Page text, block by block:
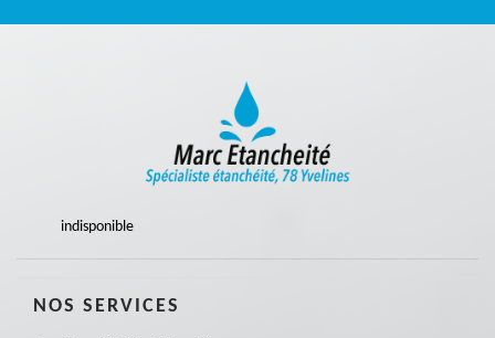
indisponible
NOS SERVICES